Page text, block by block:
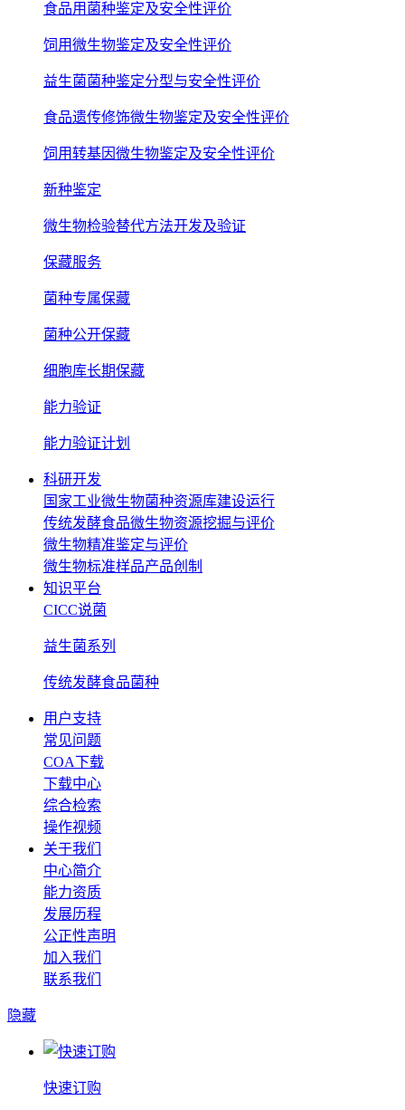
食品用菌种鉴定及安全性评价
饲用微生物鉴定及安全性评价
益生菌菌种鉴定分型与安全性评价
食品遗传修饰微生物鉴定及安全性评价
饲用转基因微生物鉴定及安全性评价
新种鉴定
微生物检验替代方法开发及验证
保藏服务
菌种专属保藏
菌种公开保藏
细胞库长期保藏
能力验证
能力验证计划
科研开发
国家工业微生物菌种资源库建设运行
传统发酵食品微生物资源挖掘与评价
微生物精准鉴定与评价
微生物标准样品产品创制
知识平台
CICC说菌
益生菌系列
传统发酵食品菌种
用户支持
常见问题
COA下载
下载中心
综合检索
操作视频
关于我们
中心简介
能力资质
发展历程
公正性声明
加入我们
联系我们
隐藏
快速订购